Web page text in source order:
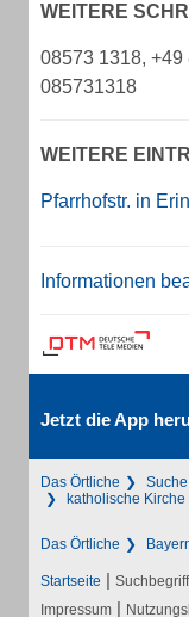
WEITERE
08573 1318,
085731318
WEITERE
Pfarrhofstr. in
Informationen
Jetzt die App
Das Örtliche Suche
katholische Kirche
Das Örtliche
Startseite |
Impressum |